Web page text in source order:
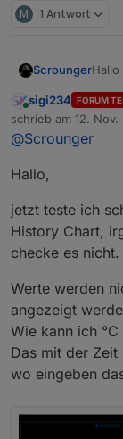
M 1 Antwort
ScroungerHallo
und
inkl.
Der
Da
und
Online
sigi234 FORUM
schrieb am 12. Nov.
zuletzt editiert von
@Scrounger
Hallo,
jetzt teste ich
History Chart,
checke es nicht.
Werte werden
angezeigt
Wie kann ich
Das mit der
wo eingeben